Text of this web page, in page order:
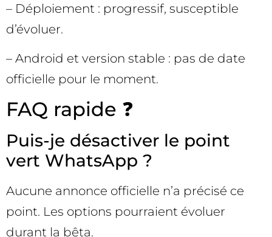
– Déploiement : progressif, susceptible
d’évoluer.
– Android et version stable : pas de date
officielle pour le moment.
FAQ rapide ❓
Puis-je désactiver le point
vert WhatsApp ?
Aucune annonce officielle n’a précisé ce
point. Les options pourraient évoluer
durant la bêta.